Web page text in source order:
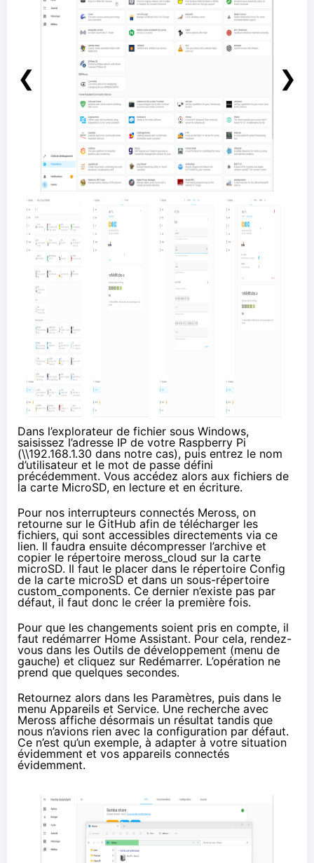
❮ ❯
Dans l’explorateur de fichier sous Windows,
saisissez l’adresse IP de votre Raspberry Pi
(\\192.168.1.30 dans notre cas), puis entrez le nom
d’utilisateur et le mot de passe défini
précédemment. Vous accédez alors aux fichiers de
la carte MicroSD, en lecture et en écriture.
Pour nos interrupteurs connectés Meross, on
retourne sur le GitHub afin de télécharger les
fichiers, qui sont accessibles directements via ce
lien. Il faudra ensuite décompresser l’archive et
copier le répertoire meross_cloud sur la carte
microSD. Il faut le placer dans le répertoire Config
de la carte microSD et dans un sous-répertoire
custom_components. Ce dernier n’existe pas par
défaut, il faut donc le créer la première fois.
Pour que les changements soient pris en compte, il
faut redémarrer Home Assistant. Pour cela, rendez-
vous dans les Outils de développement (menu de
gauche) et cliquez sur Redémarrer. L’opération ne
prend que quelques secondes.
Retournez alors dans les Paramètres, puis dans le
menu Appareils et Service. Une recherche avec
Meross affiche désormais un résultat tandis que
nous n’avions rien avec la configuration par défaut.
Ce n’est qu’un exemple, à adapter à votre situation
évidemment et vos appareils connectés
évidemment.